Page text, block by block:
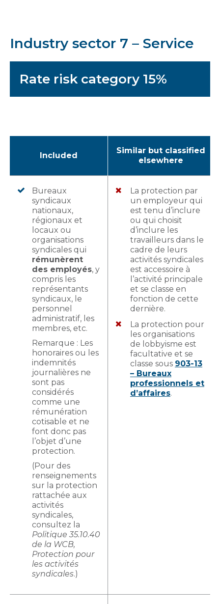
Industry sector 7 – Service
Rate risk category 15%
Included
Similar but classified
elsewhere
Bureaux
syndicaux
nationaux,
régionaux et
locaux ou
organisations
syndicales qui
rémunèrent
des employés, y
compris les
représentants
syndicaux, le
personnel
administratif, les
membres, etc.
Remarque : Les
honoraires ou les
indemnités
journalières ne
sont pas
considérés
comme une
rémunération
cotisable et ne
font donc pas
l’objet d’une
protection.
(Pour des
renseignements
sur la protection
rattachée aux
activités
syndicales,
consultez la
Politique 35.10.40
de la WCB,
Protection pour
les activités
syndicales.)
La protection par
un employeur qui
est tenu d’inclure
ou qui choisit
d’inclure les
travailleurs dans le
cadre de leurs
activités syndicales
est accessoire à
l’activité principale
et se classe en
fonction de cette
dernière.
La protection pour
les organisations
de lobbyisme est
facultative et se
classe sous 903-13
– Bureaux
professionnels et
d’affaires.